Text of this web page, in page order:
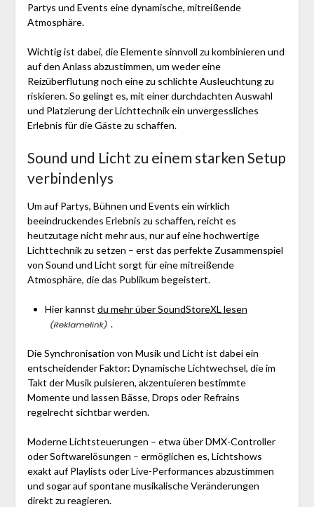
Partys und Events eine dynamische, mitreißende
Atmosphäre.
Wichtig ist dabei, die Elemente sinnvoll zu kombinieren und
auf den Anlass abzustimmen, um weder eine
Reizüberflutung noch eine zu schlichte Ausleuchtung zu
riskieren. So gelingt es, mit einer durchdachten Auswahl
und Platzierung der Lichttechnik ein unvergessliches
Erlebnis für die Gäste zu schaffen.
Sound und Licht zu einem starken Setup
verbindenlys
Um auf Partys, Bühnen und Events ein wirklich
beeindruckendes Erlebnis zu schaffen, reicht es
heutzutage nicht mehr aus, nur auf eine hochwertige
Lichttechnik zu setzen – erst das perfekte Zusammenspiel
von Sound und Licht sorgt für eine mitreißende
Atmosphäre, die das Publikum begeistert.
Hier kannst du mehr über SoundStoreXL lesen
.
Die Synchronisation von Musik und Licht ist dabei ein
entscheidender Faktor: Dynamische Lichtwechsel, die im
Takt der Musik pulsieren, akzentuieren bestimmte
Momente und lassen Bässe, Drops oder Refrains
regelrecht sichtbar werden.
Moderne Lichtsteuerungen – etwa über DMX-Controller
oder Softwarelösungen – ermöglichen es, Lichtshows
exakt auf Playlists oder Live-Performances abzustimmen
und sogar auf spontane musikalische Veränderungen
direkt zu reagieren.